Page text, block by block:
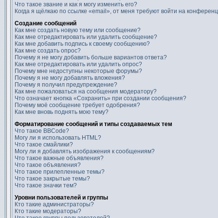
Что такое звание и как я могу изменить его?
Когда я щёлкаю по ссылке «email», от меня требуют войти на
Создание сообщений
Как мне создать новую тему или сообщение?
Как мне отредактировать или удалить сообщение?
Как мне добавить подпись к своему сообщению?
Как мне создать опрос?
Почему я не могу добавить больше вариантов ответа?
Как мне отредактировать или удалить опрос?
Почему мне недоступны некоторые форумы?
Почему я не могу добавлять вложения?
Почему я получил предупреждение?
Как мне пожаловаться на сообщения модератору?
Что означает кнопка «Сохранить» при создании сообщения?
Почему моё сообщение требует одобрения?
Как мне вновь поднять мою тему?
Форматирование сообщений и типы создаваемых тем
Что такое BBCode?
Могу ли я использовать HTML?
Что такое смайлики?
Могу ли я добавлять изображения к сообщениям?
Что такое важные объявления?
Что такое объявления?
Что такое прилепленные темы?
Что такое закрытые темы?
Что такое значки тем?
Уровни пользователей и группы
Кто такие администраторы?
Кто такие модераторы?